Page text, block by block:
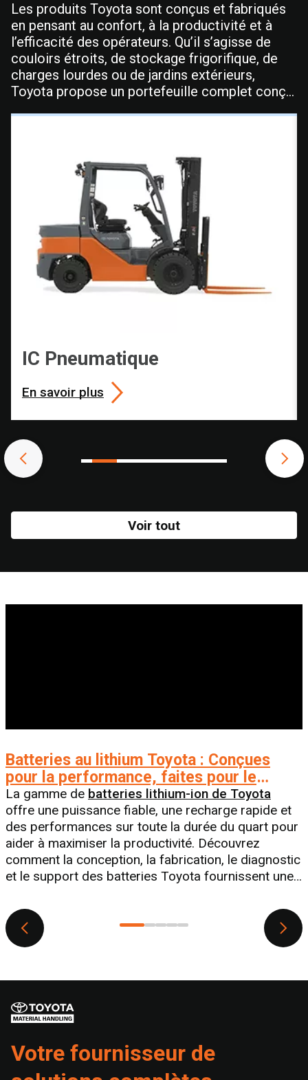
Les produits Toyota sont conçus et fabriqués
en pensant au confort, à la productivité et à
l’efficacité des opérateurs. Qu’il s’agisse de
couloirs étroits, de stockage frigorifique, de
charges lourdes ou de jardins extérieurs,
Toyota propose un portefeuille complet conçu
IC Pneumatique
En savoir plus
Voir tout
Batteries au lithium Toyota : Conçues
pour la performance, faites pour le
partenariat
La gamme de batteries lithium-ion de Toyota
offre une puissance fiable, une recharge rapide et
des performances sur toute la durée du quart pour
aider à maximiser la productivité. Découvrez
comment la conception, la fabrication, le diagnostic
et le support des batteries Toyota fournissent une
Votre fournisseur de